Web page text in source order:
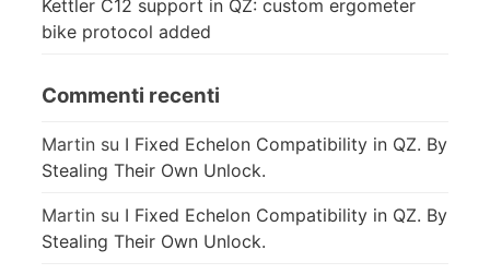
Kettler C12 support in QZ: custom ergometer
bike protocol added
Commenti recenti
Martin su I Fixed Echelon Compatibility in QZ. By
Stealing Their Own Unlock.
Martin su I Fixed Echelon Compatibility in QZ. By
Stealing Their Own Unlock.